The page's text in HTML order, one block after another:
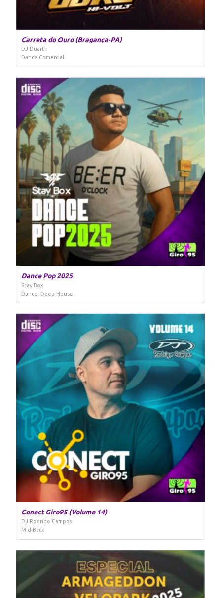
Carreta do Ouro (Bragança-PA)
DJ Duarth
Dance Comercial
Dance Pop 2025
Stay Box
Dance, Deep-House
Conect Giro95 (Volume 14)
DJ Rodrigo Campos
Mid-Back